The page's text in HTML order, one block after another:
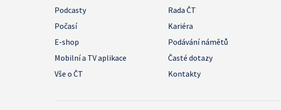
Podcasty
Rada ČT
Počasí
Kariéra
E-shop
Podávání námětů
Mobilní a TV aplikace
Časté dotazy
Vše o ČT
Kontakty